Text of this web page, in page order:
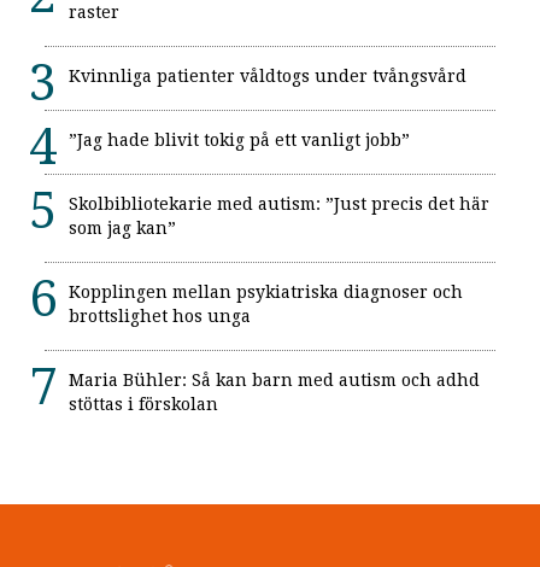
raster
Kvinnliga patienter våldtogs under tvångsvård
”Jag hade blivit tokig på ett vanligt jobb”
Skolbibliotekarie med autism: ”Just precis det här
som jag kan”
Kopplingen mellan psykiatriska diagnoser och
brottslighet hos unga
Maria Bühler: Så kan barn med autism och adhd
stöttas i förskolan